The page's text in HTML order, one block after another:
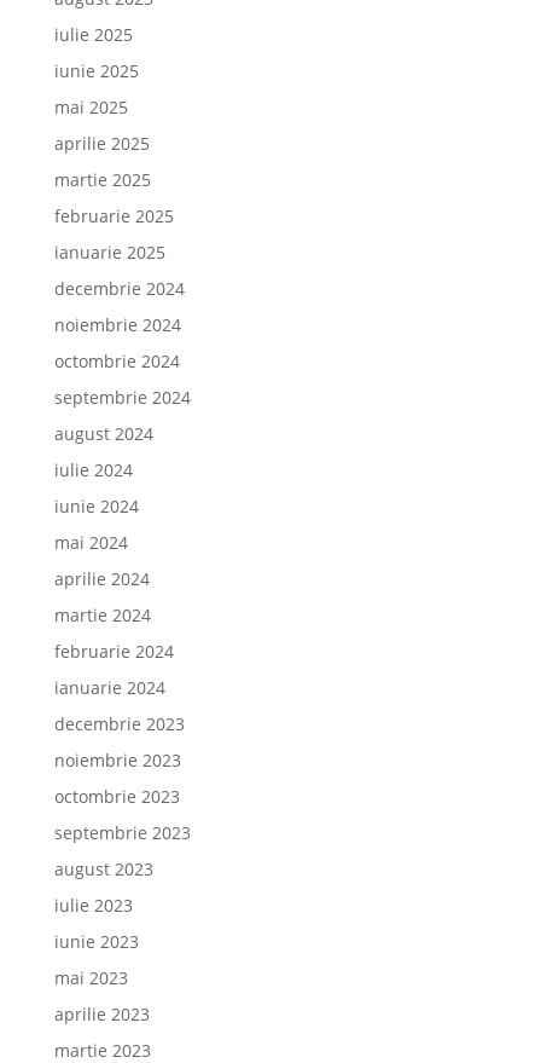
iulie 2025
iunie 2025
mai 2025
aprilie 2025
martie 2025
februarie 2025
ianuarie 2025
decembrie 2024
noiembrie 2024
octombrie 2024
septembrie 2024
august 2024
iulie 2024
iunie 2024
mai 2024
aprilie 2024
martie 2024
februarie 2024
ianuarie 2024
decembrie 2023
noiembrie 2023
octombrie 2023
septembrie 2023
august 2023
iulie 2023
iunie 2023
mai 2023
aprilie 2023
martie 2023